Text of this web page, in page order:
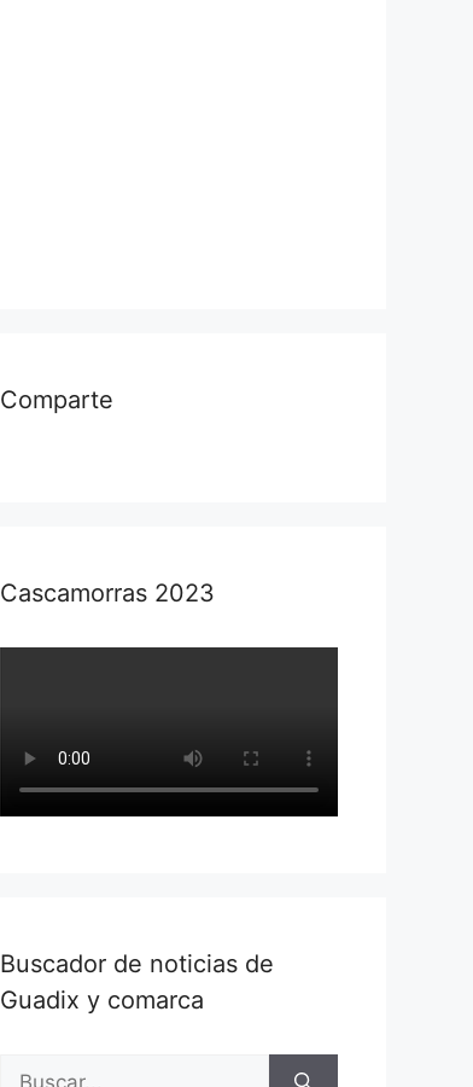
Comparte
Cascamorras 2023
Buscador de noticias de
Guadix y comarca
Buscar: